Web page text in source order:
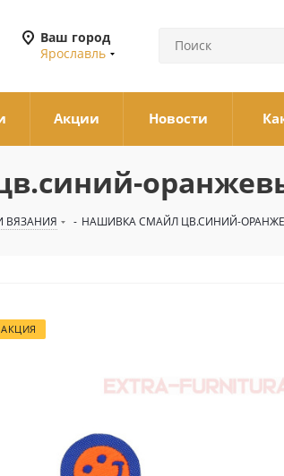
Ваш город
Ярославль
Акции Новости
ВЯЗАНИЯ - НАШИВКА СМАЙЛ ЦВ.СИНИЙ-
АКЦИЯ